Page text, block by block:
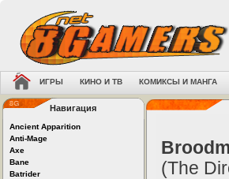
ИГРЫ КИНО И ТВ КОМИКСЫ И МАНГА
Навигация
Ancient Apparition
Anti-Mage
Axe
Bane
Batrider
(The